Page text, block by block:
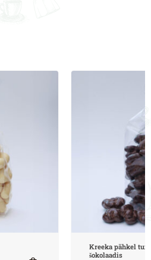
Kreeka pähkel
šokolaadis